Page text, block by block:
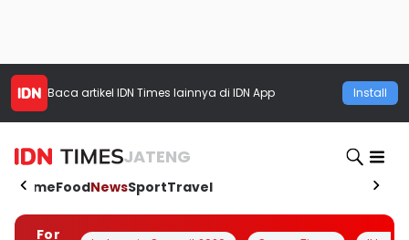
Baca artikel IDN Times lainnya di IDN App Install
JATENG
HomeFoodNewsSportTravel
For